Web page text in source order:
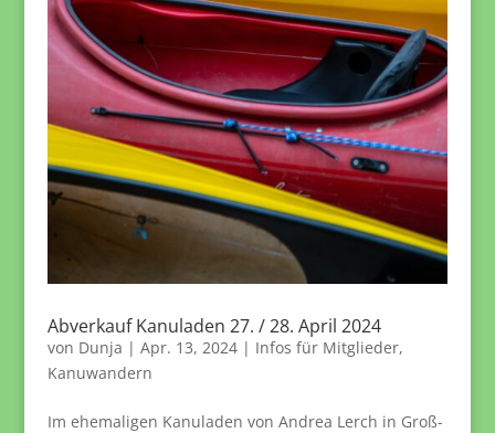
Abverkauf Kanuladen 27. / 28. April 2024
von Dunja | Apr. 13, 2024| Infos für Mitglieder,
Kanuwandern
Im ehemaligen Kanuladen von Andrea Lerch in Groß-